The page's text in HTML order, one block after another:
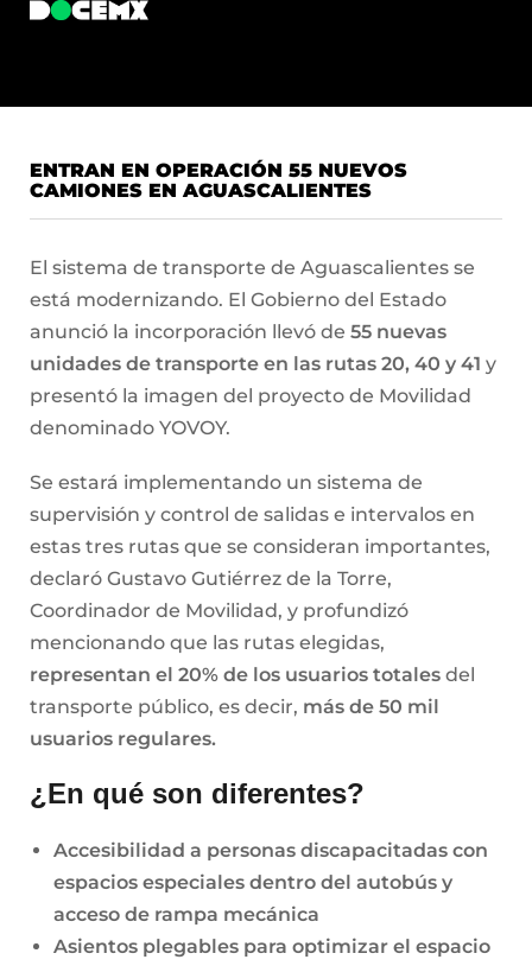
ENTRAN EN OPERACIÓN 55 NUEVOS
CAMIONES EN AGUASCALIENTES
El sistema de transporte de Aguascalientes se
está modernizando. El Gobierno del Estado
anunció la incorporación llevó de 55 nuevas
unidades de transporte en las rutas 20, 40 y 41 y
presentó la imagen del proyecto de Movilidad
denominado YOVOY.
Se estará implementando un sistema de
supervisión y control de salidas e intervalos en
estas tres rutas que se consideran importantes,
declaró Gustavo Gutiérrez de la Torre,
Coordinador de Movilidad, y profundizó
mencionando que las rutas elegidas,
representan el 20% de los usuarios totales del
transporte público, es decir, más de 50 mil
usuarios regulares.
¿En qué son diferentes?
Accesibilidad a personas discapacitadas con
espacios especiales dentro del autobús y
acceso de rampa mecánica
Asientos plegables para optimizar el espacio